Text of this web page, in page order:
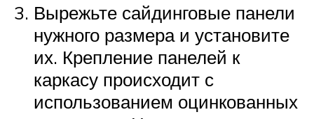
Вырежьте сайдинговые панели
нужного размера и установите
их. Крепление панелей к
каркасу происходит с
использованием оцинкованных